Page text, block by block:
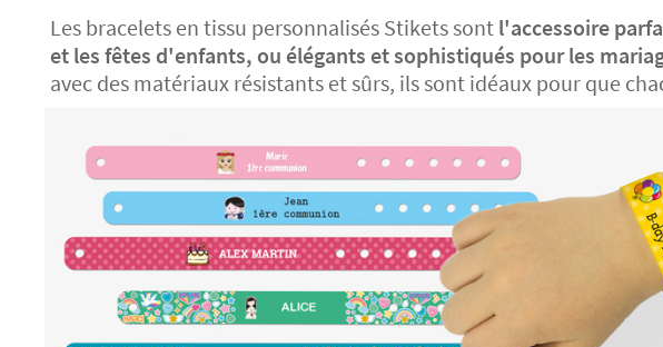
Les bracelets en tissu personnalisés Stikets sont l'accessoire
et les fêtes d'enfants, ou élégants et sophistiqués pour les
avec des matériaux résistants et sûrs, ils sont idéaux pour que